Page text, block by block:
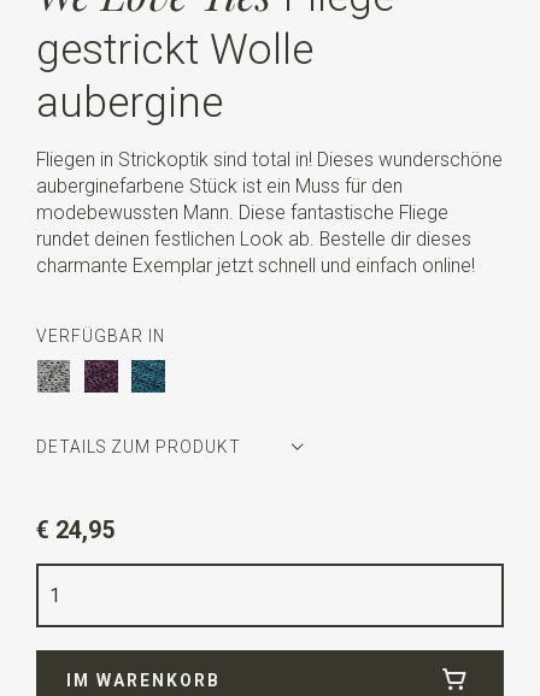
gestrickt Wolle
aubergine
Fliegen in Strickoptik sind total in! Dieses wunderschöne
auberginefarbene Stück ist ein Muss für den
modebewussten Mann. Diese fantastische Fliege
rundet deinen festlichen Look ab. Bestelle dir dieses
charmante Exemplar jetzt schnell und einfach online!
VERFÜGBAR IN
DETAILS ZUM PRODUKT
Farbe
Qualität
Länge 6,5 cm
€ 24,95
IM WARENKORB